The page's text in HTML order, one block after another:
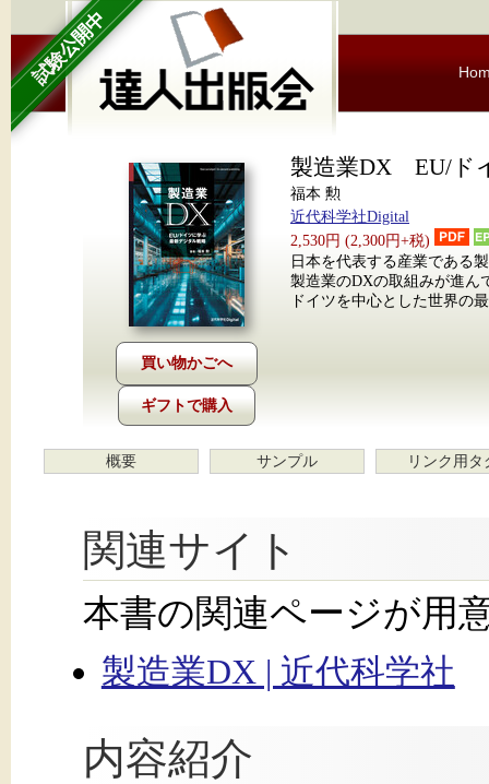
試験公開中
ギフトで購入
製造業DX EU/ド
福本 勲
近代科学社Digital
2,530円 (2,300円+税)
日本を代表する産業である
製造業のDXの取組みが進ん
ドイツを中心とした世界の
概要 サンプル リンク用タ
関連サイト
本書の関連ページが用
製造業DX | 近代科学社
内容紹介